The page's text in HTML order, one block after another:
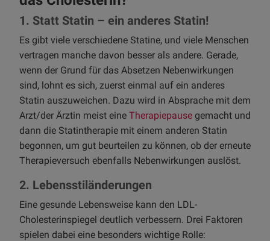
1. Statt Statin – ein anderes Statin!
Es gibt viele verschiedene Statine, und viele Menschen
vertragen manche davon besser als andere. Gerade,
wenn der Grund für das Absetzen Nebenwirkungen
sind, lohnt es sich, zuerst einmal auf ein anderes
Statin auszuweichen. Dazu wird in Absprache mit dem
Arzt/der Ärztin meist eine Therapiepause gemacht und
dann die Statintherapie mit einem anderen Statin
begonnen, um gut beurteilen zu können, ob der erneute
Therapieversuch ebenfalls Nebenwirkungen auslöst.
2. Lebensstiländerungen
Eine gesunde Lebensweise kann den LDL-
Cholesterinspiegel deutlich verbessern. Drei Faktoren
spielen dabei eine besonders wichtige Rolle: